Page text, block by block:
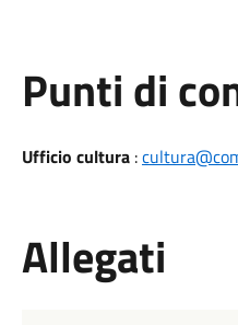
Punti di
Ufficio cultura:
Allegati